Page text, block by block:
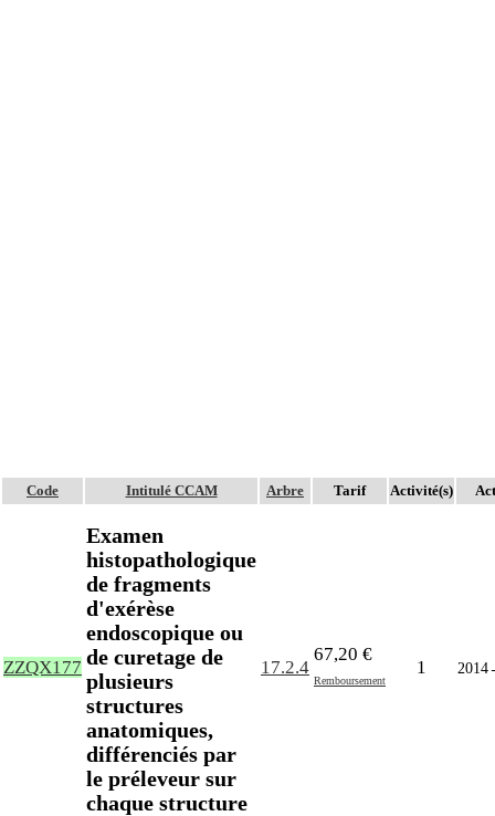
Code Intitulé CCAM Arbre Tarif Activité(s)
ZZQX177
Examen
histopathologique
de fragments
d'exérèse
endoscopique ou
de curetage de
plusieurs
structures
anatomiques,
différenciés par
le préleveur sur
chaque structure
17.2.4
67,20 €
Remboursement
1 2014